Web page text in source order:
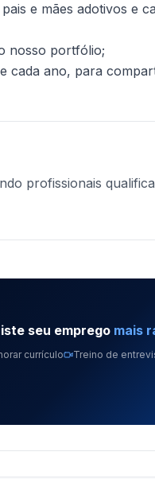
e mães adotivos e
nosso portfólio;
cada ano, para
profissionais
seu emprego mais
currículo
Treino de